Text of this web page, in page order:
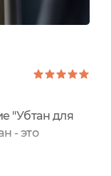
"Убтан для
- это